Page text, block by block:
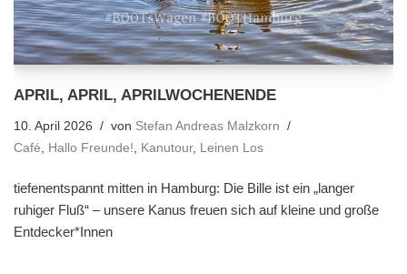
APRIL, APRIL, APRILWOCHENENDE
10. April 2026 von Stefan Andreas Malzkorn
Café
Hallo Freunde! Kanutour, Leinen Los
tiefenentspannt mitten in Hamburg: Die Bille ist ein „langer
ruhiger Fluß“ – unsere Kanus freuen sich auf kleine und große
Entdecker*Innen